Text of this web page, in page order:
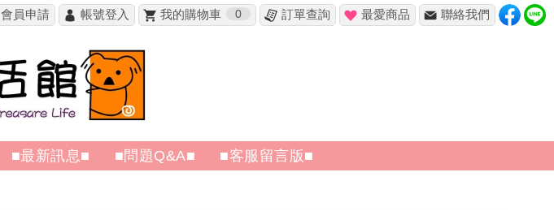
會員申請 帳號登入 我的購物車 0 訂單查詢 最愛商品 聯絡我們
■最新訊息■ ■問題Q&A■ ■客服留言版■
✖